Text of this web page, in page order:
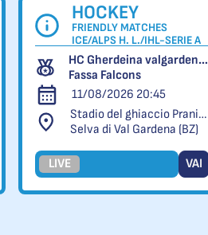
HOCKEY
FRIENDLY MATCHES
ICE/ALPS H. L./IHL-SERIE A
HC Gherdeina valgardena.it vs
Fassa Falcons
11/08/2026 20:45
Stadio del ghiaccio Pranives
Selva di Val Gardena (BZ)
LIVE VAI